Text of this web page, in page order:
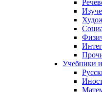
Учебники